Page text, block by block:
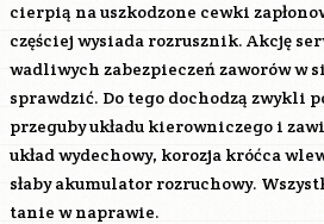
cierpią na uszkodzone cewki
częściej wysiada rozrusznik. Akcję
wadliwych zabezpieczeń zaworów w
sprawdzić. Do tego dochodzą zwykli
przeguby układu kierowniczego i
układ wydechowy, korozja króćca
słaby akumulator rozruchowy.
tanie w naprawie.